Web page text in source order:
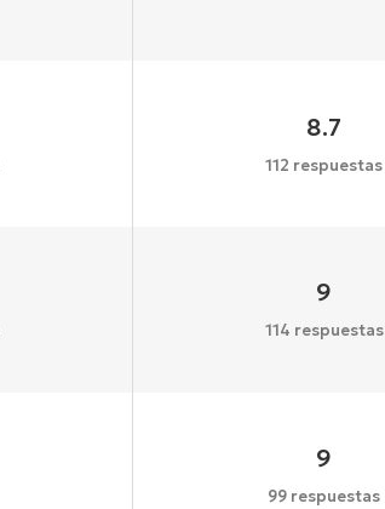
8.7
112 respuestas
9
114 respuestas
9
99 respuestas